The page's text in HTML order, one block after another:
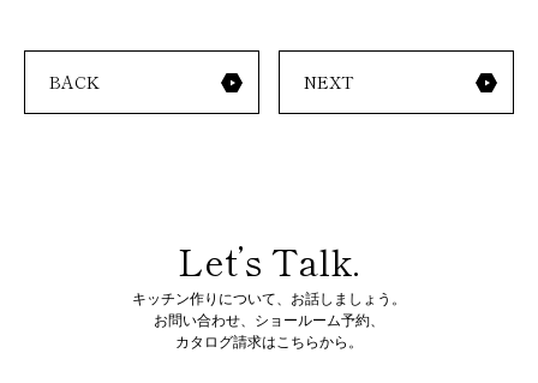
BACK NEXT
Let’s Talk.
キッチン作りについて、お話しましょう。
お問い合わせ、ショールーム予約、
カタログ請求はこちらから。